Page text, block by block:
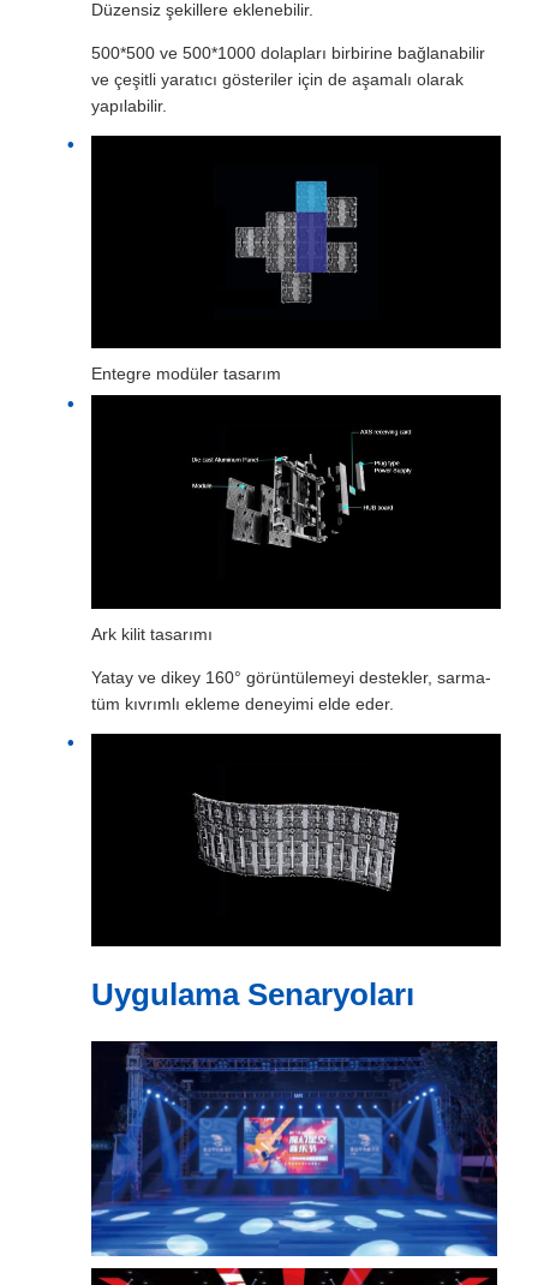
Düzensiz şekillere eklenebilir.
500*500 ve 500*1000 dolapları birbirine bağlanabilir
ve çeşitli yaratıcı gösteriler için de aşamalı olarak
yapılabilir.
Entegre modüler tasarım
Ark kilit tasarımı
Yatay ve dikey 160° görüntülemeyi destekler, sarma-
tüm kıvrımlı ekleme deneyimi elde eder.
Uygulama Senaryoları